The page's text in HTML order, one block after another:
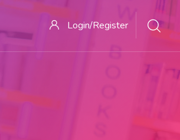
Login/Register